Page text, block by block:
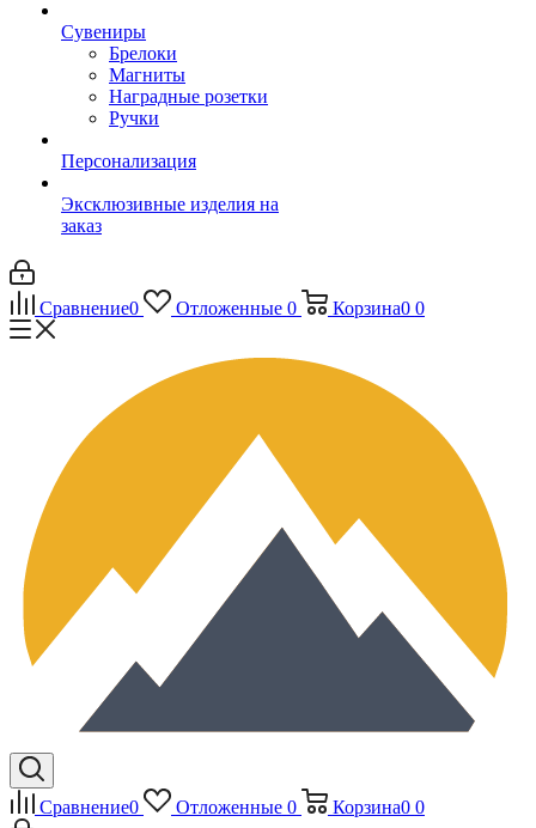
Сувениры
Брелоки
Магниты
Наградные розетки
Ручки
Персонализация
Эксклюзивные изделия на
заказ
Сравнение0 Отложенные 0 Корзина0 0
Сравнение0 Отложенные 0 Корзина0 0